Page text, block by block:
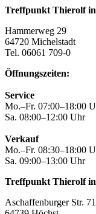
Treffpunkt Thierolf
Hammerweg 29
64720 Michelstadt
Tel. 06061 709-0
Öffnungszeiten:
Service
Mo.–Fr. 07:00–18:00
Sa. 08:00–12:00 Uhr
Verkauf
Mo.–Fr. 08:30–18:00
Sa. 09:00–13:00 Uhr
Treffpunkt Thierolf
Aschaffenburger Str. 71